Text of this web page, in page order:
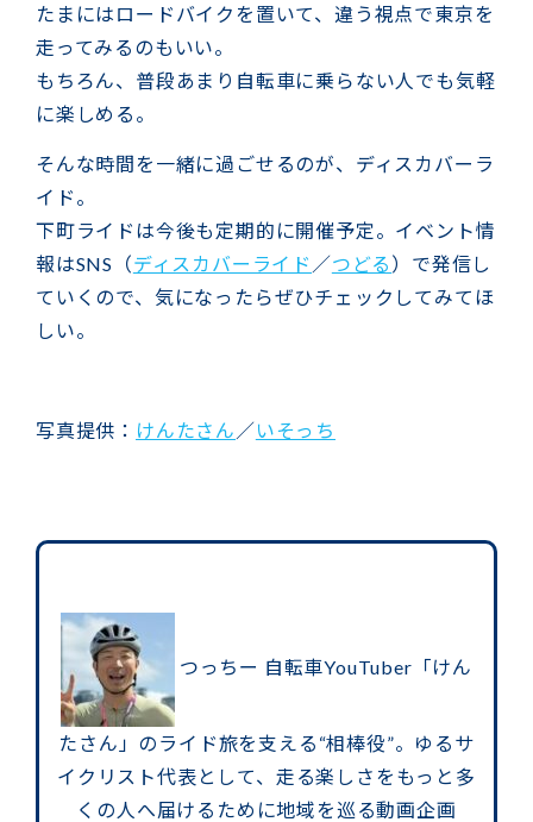
たまにはロードバイクを置いて、違う視点で東京を
走ってみるのもいい。
もちろん、普段あまり自転車に乗らない人でも気軽
に楽しめる。
そんな時間を一緒に過ごせるのが、ディスカバーラ
イド。
下町ライドは今後も定期的に開催予定。イベント情
報はSNS（ディスカバーライド ／つどる ）で発信し
ていくので、気になったらぜひチェックしてみてほ
しい。
写真提供： けんたさん ／いそっち
つっちー 自転車YouTuber「けん
たさん」のライド旅を支える“相棒役”。ゆるサ
イクリスト代表として、走る楽しさをもっと多
くの人へ届けるために地域を巡る動画企画